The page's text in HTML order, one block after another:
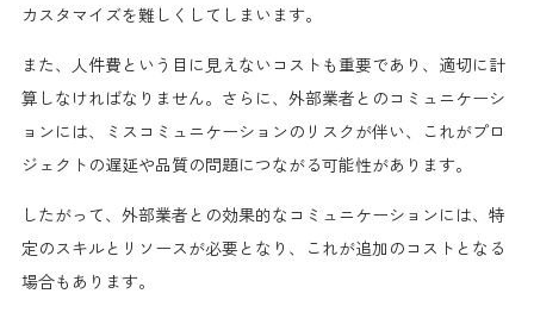
カスタマイズを難しくしてしまいます。
また、人件費という目に見えないコストも重要であり、適切に計
算しなければなりません。さらに、外部業者とのコミュニケーシ
ョンには、ミスコミュニケーションのリスクが伴い、これがプロ
ジェクトの遅延や品質の問題につながる可能性があります。
したがって、外部業者との効果的なコミュニケーションには、特
定のスキルとリソースが必要となり、これが追加のコストとなる
場合もあります。